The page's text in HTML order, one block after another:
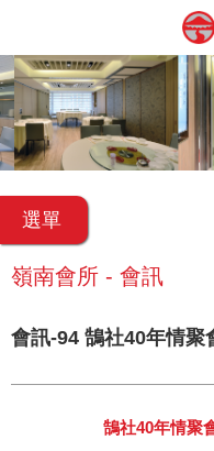
選單
嶺南會所 - 會訊
會訊-94 鵠社40年情聚
鵠社40年情聚